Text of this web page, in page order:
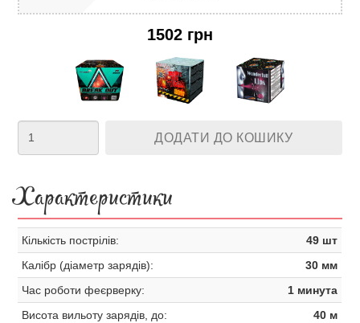
1502 грн
ДОДАТИ ДО КОШИКУ
Характеристики
Кількість пострілів:
49 шт
Калібр (діаметр зарядів):
30 мм
Час роботи феєрверку:
1 минута
Висота вильоту зарядів, до:
40 м